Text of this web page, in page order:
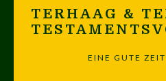
TERHAAG &
EINE GUTE